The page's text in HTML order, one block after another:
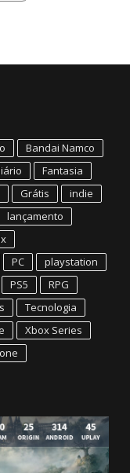
Bandai Namco
Fantasia
Grátis
indie
lançamento
PC
playstation
PS5
RPG
Tecnologia
Xbox Series